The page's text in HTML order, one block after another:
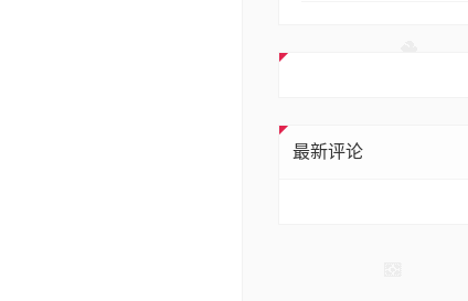
最新评论